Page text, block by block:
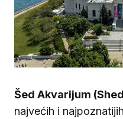
Šed Akvarijum
najvećih i